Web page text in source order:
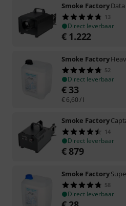
Smoke Factory
13
Direct leverbaar
€ 1.222
Smoke Factory
52
Direct leverbaar
€ 33
€ 6,60/ l
Smoke Factory
14
Direct leverbaar
€ 879
Smoke Factory
58
Direct leverbaar